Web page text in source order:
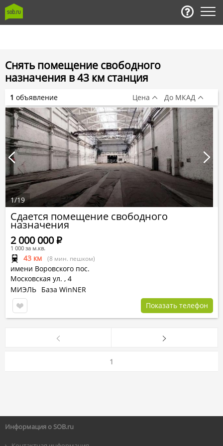
Снять помещение свободного
назначения в 43 км станция
Сдается помещение свободного
назначения
43 км (8 мин. пешком)
имени Воровского пос.
Московская ул. , 4
2 000 000Р
1 000 за м.кв.
МИЭЛЬ База WinNER
Показать телефон
1/19
1 объявление Цена До МКАД
1
Информация о SOB.ru